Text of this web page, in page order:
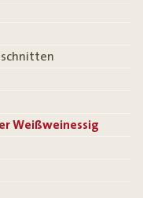
Weißweinessig